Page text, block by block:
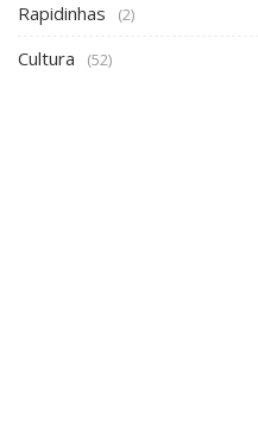
Rapidinhas (2)
Cultura (52)